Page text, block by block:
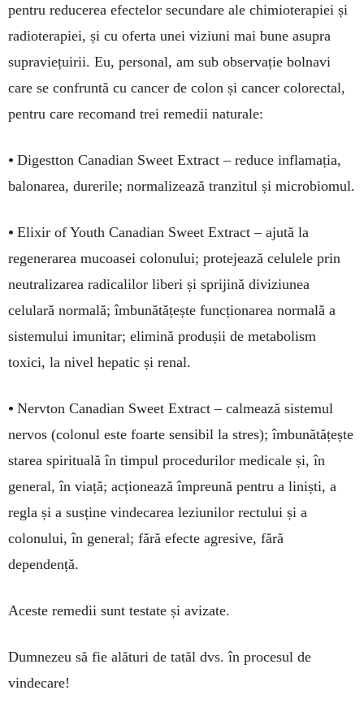
pentru reducerea efectelor secundare ale chimioterapiei și
radioterapiei, și cu oferta unei viziuni mai bune asupra
supraviețuirii. Eu, personal, am sub observație bolnavi
care se confruntă cu cancer de colon și cancer colorectal,
pentru care recomand trei remedii naturale:
• Digestton Canadian Sweet Extract – reduce inflamația,
balonarea, durerile; normalizează tranzitul și microbiomul.
• Elixir of Youth Canadian Sweet Extract – ajută la
regenerarea mucoasei colonului; protejează celulele prin
neutralizarea radicalilor liberi și sprijină diviziunea
celulară normală; îmbunătățește funcționarea normală a
sistemului imunitar; elimină produșii de metabolism
toxici, la nivel hepatic și renal.
• Nervton Canadian Sweet Extract – calmează sistemul
nervos (colonul este foarte sensibil la stres); îmbunătățește
starea spirituală în timpul procedurilor medicale și, în
general, în viață; acționează împreună pentru a liniști, a
regla și a susține vindecarea leziunilor rectului și a
colonului, în general; fără efecte agresive, fără
dependență.
Aceste remedii sunt testate și avizate.
Dumnezeu să fie alături de tatăl dvs. în procesul de
vindecare!